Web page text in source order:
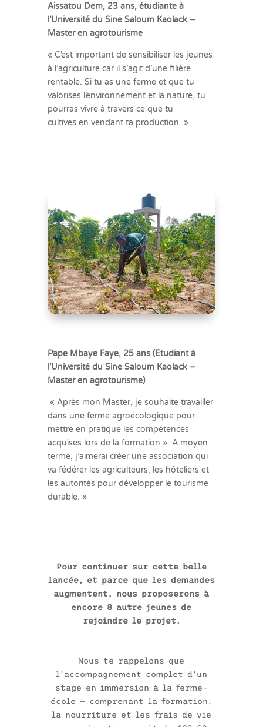
Aissatou Dem, 23 ans, étudiante à
l’Université du Sine Saloum Kaolack –
Master en agrotourisme
« C’est important de sensibiliser les jeunes
à l’agriculture car il s’agit d’une filière
rentable. Si tu as une ferme et que tu
valorises l’environnement et la nature, tu
pourras vivre à travers ce que tu
cultives en vendant ta production. »
Pape Mbaye Faye, 25 ans (Etudiant à
l’Université du Sine Saloum Kaolack –
Master en agrotourisme)
« Après mon Master, je souhaite travailler
dans une ferme agroécologique pour
mettre en pratique les compétences
acquises lors de la formation ». A moyen
terme, j’aimerai créer une association qui
va fédérer les agriculteurs, les hôteliers et
les autorités pour développer le tourisme
durable. »
Pour continuer sur cette belle
lancée, et parce que les demandes
augmentent, nous proposerons à
encore 8 autre jeunes de
rejoindre le projet.
Nous te rappelons que
l’accompagnement complet d’un
stage en immersion à la ferme-
école — comprenant la formation,
la nourriture et les frais de vie